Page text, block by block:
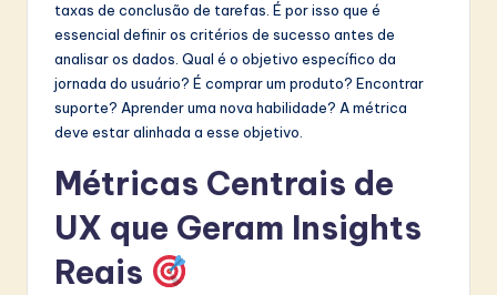
taxas de conclusão de tarefas. É por isso que é
essencial definir os critérios de sucesso antes de
analisar os dados. Qual é o objetivo específico da
jornada do usuário? É comprar um produto? Encontrar
suporte? Aprender uma nova habilidade? A métrica
deve estar alinhada a esse objetivo.
Métricas Centrais de
UX que Geram Insights
Reais